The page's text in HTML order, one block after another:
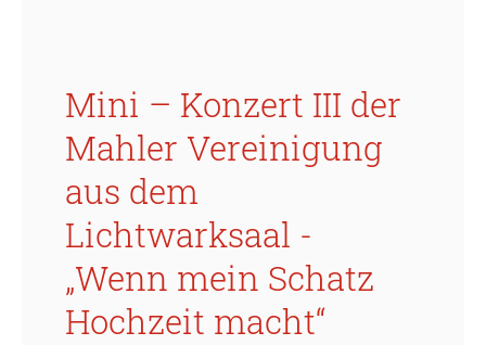
Mini – Konzert III der
Mahler Vereinigung
aus dem
Lichtwarksaal -
„Wenn mein Schatz
Hochzeit macht“